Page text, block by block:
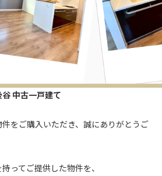
谷 中古一戸建て
をご購入いただき、誠にありがとうご
ってご提供した物件を、